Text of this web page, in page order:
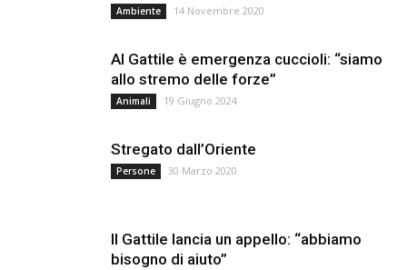
Ambiente 14 Novembre 2020
Al Gattile è emergenza cuccioli: “siamo
allo stremo delle forze”
Animali 19 Giugno 2024
Stregato dall’Oriente
Persone 30 Marzo 2020
Il Gattile lancia un appello: “abbiamo
bisogno di aiuto”